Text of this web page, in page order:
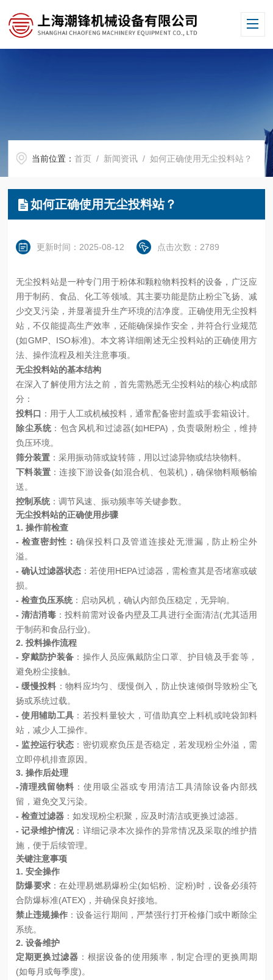
当前位置：首页 / 新闻资讯 / 如何正确使用无尘投料站？
如何正确使用无尘投料站？
更新时间：2025-08-12 点击次数：2789
无尘投料站是一种专门用于粉体和颗粒物料投料的设备，广泛应
用于制药、食品、化工等领域。其主要功能是防止粉尘飞扬、减
少交叉污染，并显著提升生产环境的洁净度。正确使用无尘投料
站，不仅能提高生产效率，还能确保操作安全，并符合行业规范
(如GMP、ISO标准)。本文将详细阐述无尘投料站的正确使用方
法、操作流程及相关注意事项。
无尘投料站的基本结构
在深入了解使用方法之前，首先需熟悉无尘投料站的核心构成部
分：
投料口 ：用于人工或机械投料，通常配备密封盖或手套箱设计。
除尘系统 ：包含风机和过滤器(如HEPA)，负责吸附粉尘，维持
负压环境。
筛分装置 ：采用振动筛或旋转筛，用以过滤异物或结块物料。
下料装置 ：连接下游设备(如混合机、包装机)，确保物料顺畅输
送。
控制系统 ：调节风速、振动频率等关键参数。
无尘投料站的正确使用步骤
1. 操作前检查
- 检查密封性：确保投料口及管道连接处无泄漏，防止粉尘外
溢。
- 确认过滤器状态 ：若使用HEPA过滤器，需检查其是否堵塞或破
损。
- 检查负压系统 ：启动风机，确认内部负压稳定，无异响。
- 清洁消毒：投料前需对设备内壁及工具进行全面清洁(尤其适用
于制药和食品行业)。
2. 投料操作流程
- 穿戴防护装备 ：操作人员应佩戴防尘口罩、护目镜及手套等，
避免粉尘接触。
- 缓慢投料 ：物料应均匀、缓慢倒入，防止快速倾倒导致粉尘飞
扬或系统过载。
- 使用辅助工具 ：若投料量较大，可借助真空上料机或吨袋卸料
站，减少人工操作。
- 监控运行状态 ：密切观察负压是否稳定，若发现粉尘外溢，需
立即停机排查原因。
3. 操作后处理
-清理残留物料 ：使用吸尘器或专用清洁工具清除设备内部残
留，避免交叉污染。
- 检查过滤器 ：如发现粉尘积聚，应及时清洁或更换过滤器。
- 记录维护情况 ：详细记录本次操作的异常情况及采取的维护措
施，便于后续管理。
关键注意事项
1. 安全操作
防爆要求 ：在处理易燃易爆粉尘(如铝粉、淀粉)时，设备必须符
合防爆标准(ATEX)，并确保良好接地。
禁止违规操作：设备运行期间，严禁强行打开检修门或中断除尘
系统。
2. 设备维护
定期更换过滤器 ：根据设备的使用频率，制定合理的更换周期
(如每月或每季度)。